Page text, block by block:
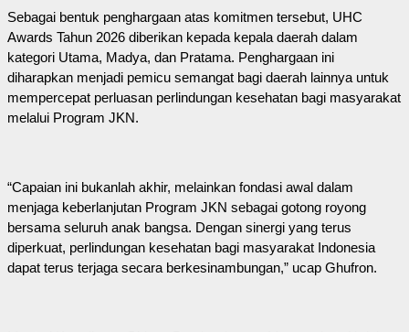
Sebagai bentuk penghargaan atas komitmen tersebut, UHC
Awards Tahun 2026 diberikan kepada kepala daerah dalam
kategori Utama, Madya, dan Pratama. Penghargaan ini
diharapkan menjadi pemicu semangat bagi daerah lainnya untuk
mempercepat perluasan perlindungan kesehatan bagi masyarakat
melalui Program JKN.
“Capaian ini bukanlah akhir, melainkan fondasi awal dalam
menjaga keberlanjutan Program JKN sebagai gotong royong
bersama seluruh anak bangsa. Dengan sinergi yang terus
diperkuat, perlindungan kesehatan bagi masyarakat Indonesia
dapat terus terjaga secara berkesinambungan,” ucap Ghufron.